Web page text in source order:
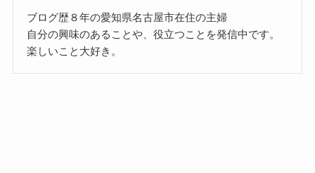
ブログ歴８年の愛知県名古屋市在住の主婦
自分の興味のあることや、役立つことを発信中です。
楽しいこと大好き。